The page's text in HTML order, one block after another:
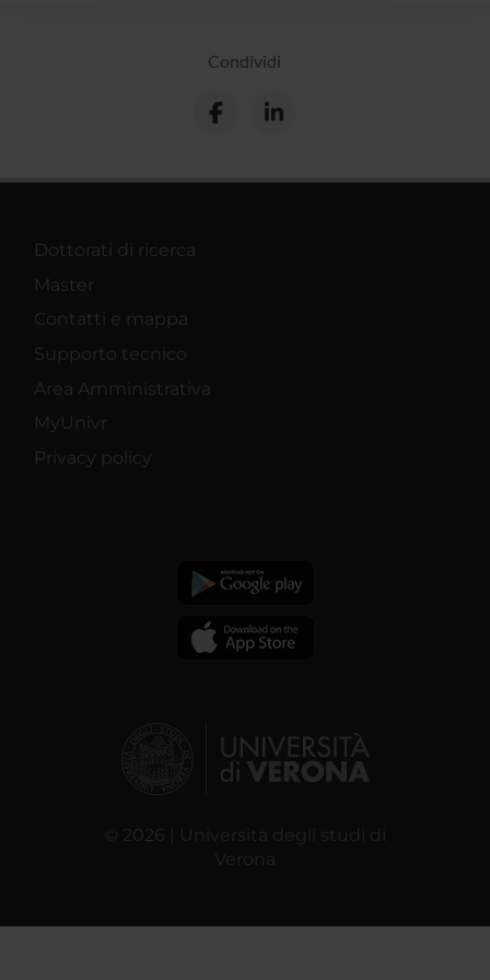
Condividi
Dottorati di ricerca
Master
Contatti e mappa
Supporto tecnico
Area Amministrativa
MyUnivr
Privacy policy
© 2026 | Università degli studi di
Verona